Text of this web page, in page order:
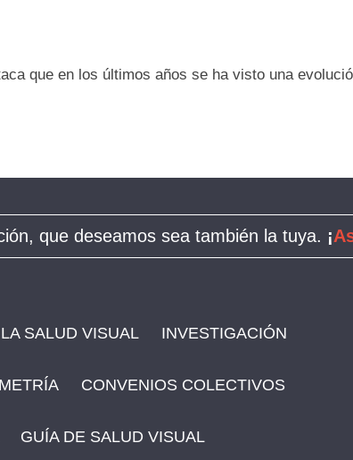
que en los últimos años se ha visto una
que deseamos sea también la tuya. ¡
SALUD VISUAL INVESTIGACIÓN
CONVENIOS COLECTIVOS
GUÍA DE SALUD VISUAL